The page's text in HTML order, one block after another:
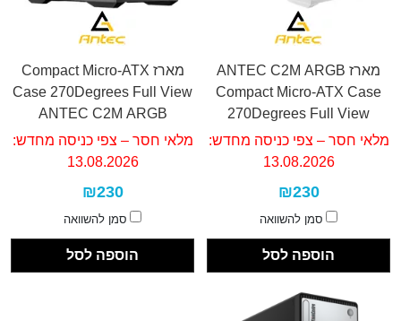
מארז ANTEC C2M ARGB
Compact Micro-ATX Case
270Degrees Full View
מלאי חסר – צפי כניסה מחדש:
13.08.2026
₪230
סמן להשוואה
הוספה לסל
מארז Compact Micro-ATX
Case 270Degrees Full View
ANTEC C2M ARGB
מלאי חסר – צפי כניסה מחדש:
13.08.2026
₪230
סמן להשוואה
הוספה לסל